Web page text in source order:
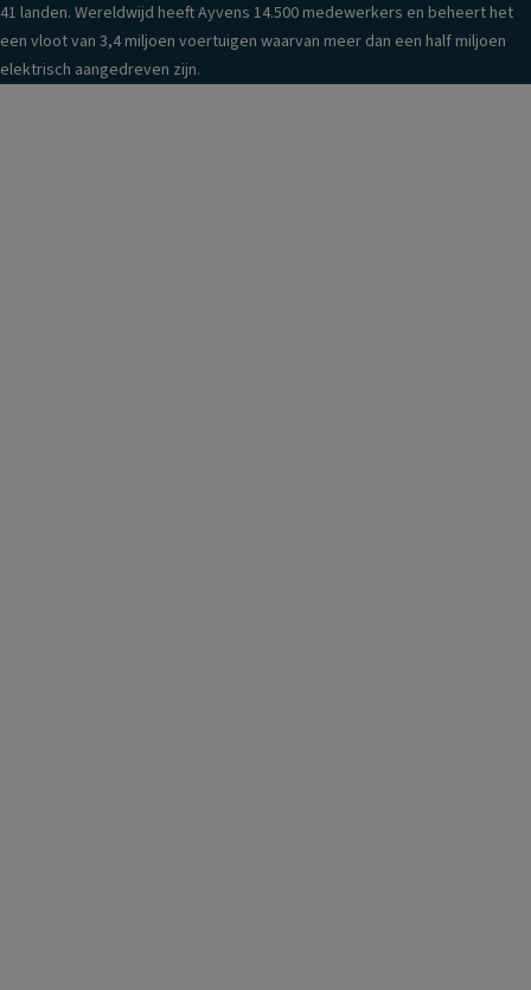
41 landen. Wereldwijd heeft Ayvens 14.500 medewerkers en beheert het
een vloot van 3,4 miljoen voertuigen waarvan meer dan een half miljoen
elektrisch aangedreven zijn.